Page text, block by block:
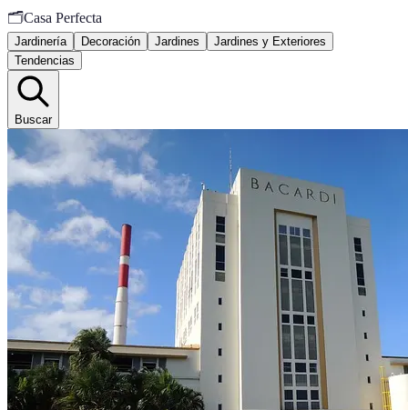
🗂️Casa Perfecta
Jardinería Decoración Jardines
Jardines y Exteriores
Tendencias
Buscar